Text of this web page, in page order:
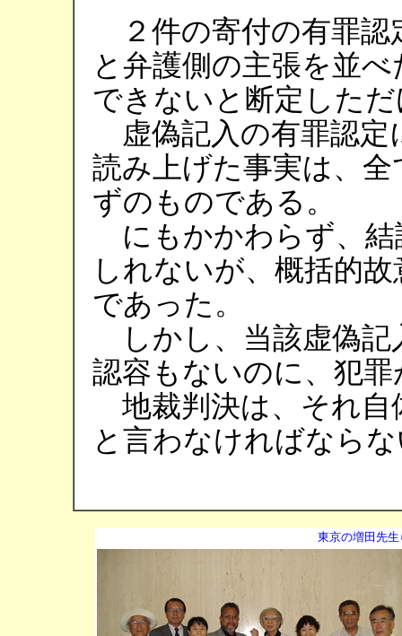
２件の寄付の有罪認
と弁護側の主張を並
できないと断定した
虚偽記入の有罪認定
読み上げた事実は、
ずのものである。
にもかかわらず、結
しれないが、概括的
であった。
しかし、当該虚偽記
認容もないのに、犯
地裁判決は、それ自
と言わなければなら
東京の増田先